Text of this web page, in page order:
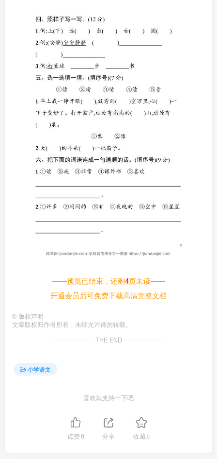
——预览已结束，还剩4页未读——
开通会员后可免费下载高清完整文档
© 版权声明
文章版权归作者所有，未经允许请勿转载。
THE END
小学语文
喜欢就支持一下吧
点赞0 分享 收藏0